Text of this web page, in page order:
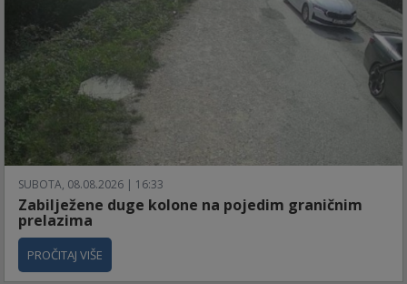
SUBOTA, 08.08.2026 | 16:33
Zabilježene duge kolone na pojedim graničnim
prelazima
PROČITAJ VIŠE